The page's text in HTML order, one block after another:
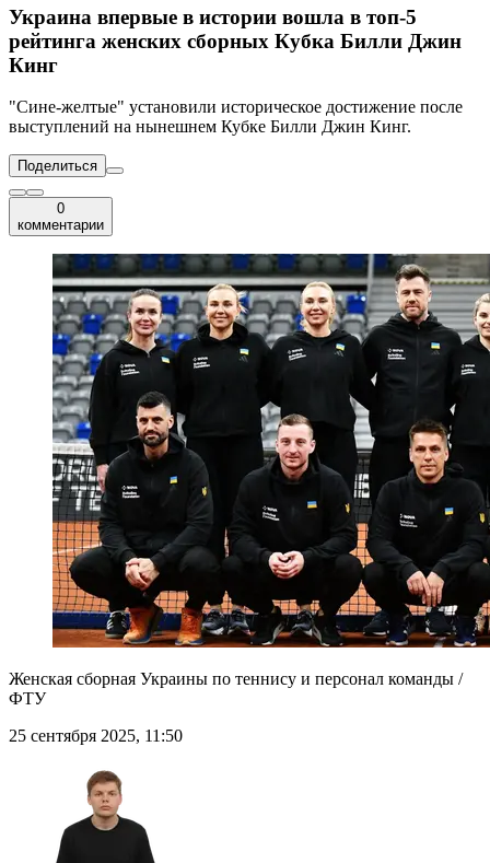
Украина впервые в истории вошла в топ-5
рейтинга женских сборных Кубка Билли Джин
Кинг
"Сине-желтые" установили историческое достижение после
выступлений на нынешнем Кубке Билли Джин Кинг.
Поделиться
0
комментарии
Женская сборная Украины по теннису и персонал команды /
ФТУ
25 сентября 2025, 11:50